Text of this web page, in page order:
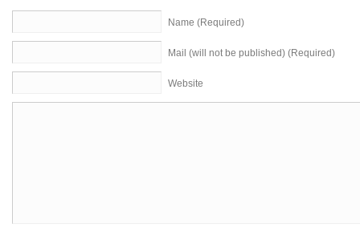
Name (Required)
Mail (will not be published) (Required)
Website